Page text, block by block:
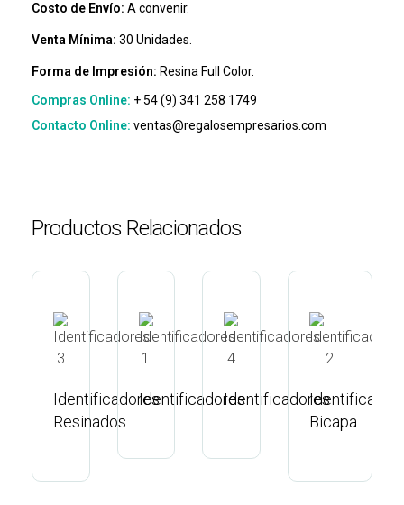
Costo de Envío: A convenir.
Venta Mínima: 30 Unidades.
Forma de Impresión: Resina Full Color.
Compras Online: + 54 (9) 341 258 1749
Contacto Online: ventas@regalosempresarios.com
Productos Relacionados
Identificadores
Resinados
IdentificadoresIdentificadores
Bicapa